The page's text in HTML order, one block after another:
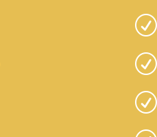
R
R
R